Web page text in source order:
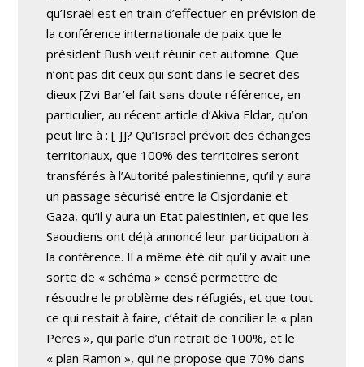
qu’Israël est en train d’effectuer en prévision de
la conférence internationale de paix que le
président Bush veut réunir cet automne. Que
n’ont pas dit ceux qui sont dans le secret des
dieux[Zvi Bar’el fait sans doute référence, en
particulier, au récent article d’Akiva Eldar, qu’on
peut lire à : [ ]]? Qu’Israël prévoit des échanges
territoriaux, que 100% des territoires seront
transférés à l’Autorité palestinienne, qu’il y aura
un passage sécurisé entre la Cisjordanie et
Gaza, qu’il y aura un Etat palestinien, et que les
Saoudiens ont déjà annoncé leur participation à
la conférence. Il a même été dit qu’il y avait une
sorte de « schéma » censé permettre de
résoudre le problème des réfugiés, et que tout
ce qui restait à faire, c’était de concilier le « plan
Peres », qui parle d’un retrait de 100%, et le
« plan Ramon », qui ne propose que 70% dans